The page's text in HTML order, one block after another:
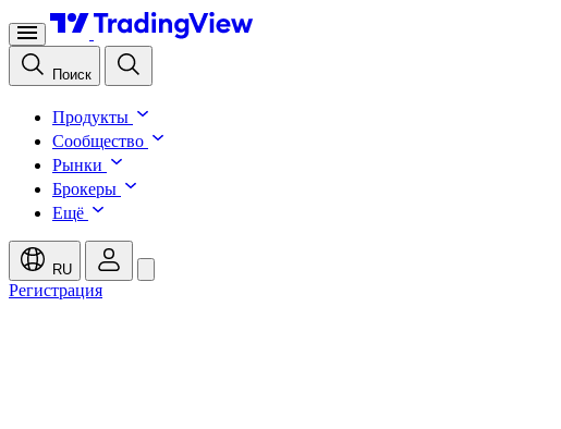
Поиск
Продукты
Сообщество
Рынки
Брокеры
Ещё
RU
Регистрация